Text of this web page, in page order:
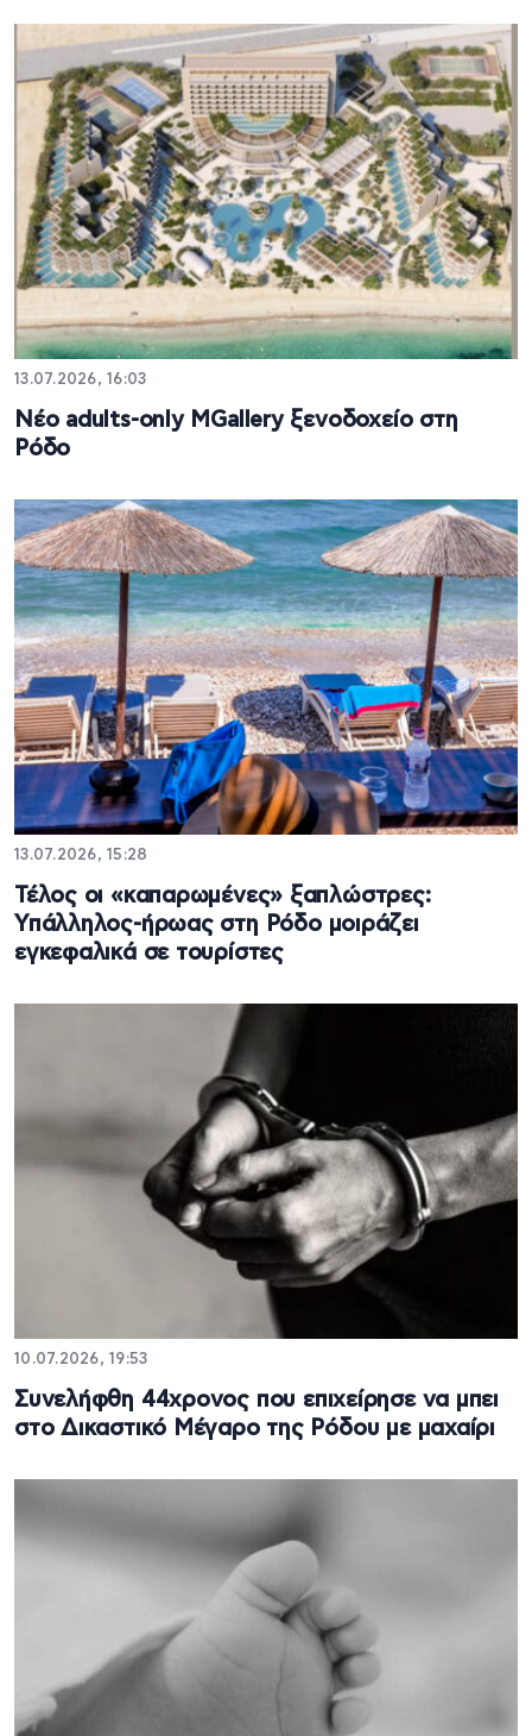
13.07.2026, 16:03
Νέο adults-only MGallery ξενοδοχείο στη
Ρόδο
13.07.2026, 15:28
Τέλος οι «καπαρωμένες» ξαπλώστρες:
Υπάλληλος-ήρωας στη Ρόδο μοιράζει
εγκεφαλικά σε τουρίστες
10.07.2026, 19:53
Συνελήφθη 44χρονος που επιχείρησε να μπει
στο Δικαστικό Μέγαρο της Ρόδου με μαχαίρι